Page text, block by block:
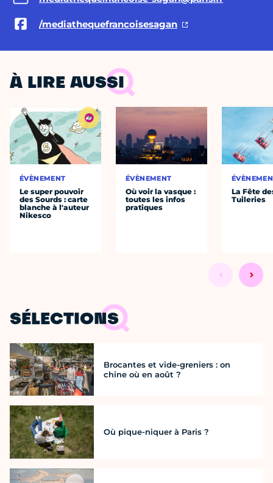
/mediathequefrancoisesagan
À LIRE AUSSI
ÉVÈNEMENT
Le super pouvoir
des Sourds : carte
blanche à l'auteur
Nikesco
ÉVÈNEMENT
Où voir la vasque :
toutes les infos
pratiques
La Fête
Tuileries
SÉLECTIONS
Brocantes et vide-greniers : on
chine où en août ?
Où pique-niquer à Paris ?